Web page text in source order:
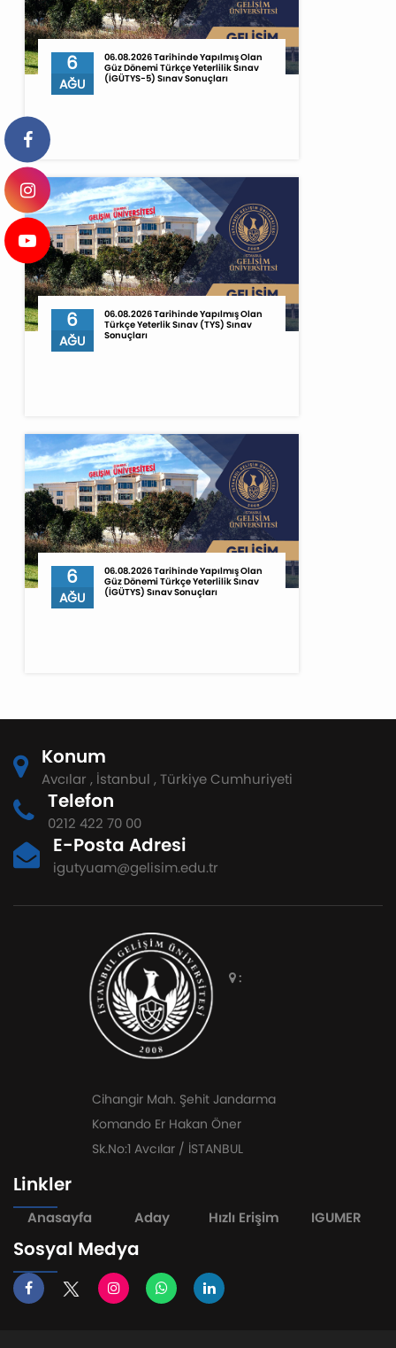
6
AĞU
06.08.2026 Tarihinde Yapılmış Olan
Güz Dönemi Türkçe Yeterlilik Sınav
(İGÜTYS-5) Sınav Sonuçları
6
AĞU
06.08.2026 Tarihinde Yapılmış Olan
Türkçe Yeterlik Sınav (TYS) Sınav
Sonuçları
6
AĞU
06.08.2026 Tarihinde Yapılmış Olan
Güz Dönemi Türkçe Yeterlilik Sınav
(İGÜTYS) Sınav Sonuçları
Konum
Avcılar , İstanbul , Türkiye Cumhuriyeti
Telefon
0212 422 70 00
E-Posta Adresi
igutyuam@gelisim.edu.tr
:
Cihangir Mah. Şehit Jandarma
Komando Er Hakan Öner
Sk.No:1 Avcılar / İSTANBUL
Linkler
Anasayfa Aday Hızlı Erişim IGUMER
Sosyal Medya